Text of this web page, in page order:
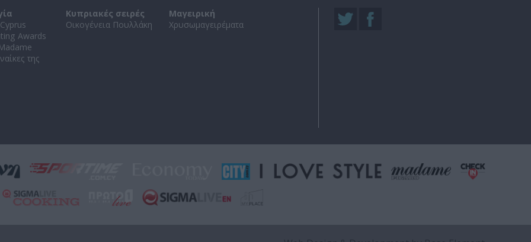
Awards
της
Κυπριακές σειρές
Οικογένεια Πουλλάκη
Μαγειρική
Χρυσωμαγειρέματα